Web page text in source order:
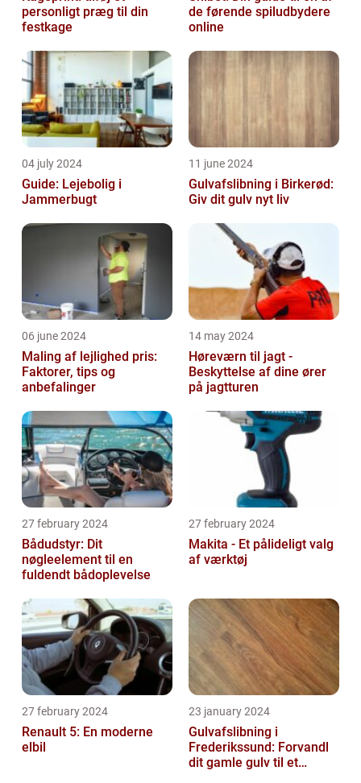
personligt præg til din
festkage
de førende spiludbydere
online
04 july 2024
Guide: Lejebolig i
Jammerbugt
11 june 2024
Gulvafslibning i Birkerød:
Giv dit gulv nyt liv
06 june 2024
Maling af lejlighed pris:
Faktorer, tips og
anbefalinger
14 may 2024
Høreværn til jagt -
Beskyttelse af dine ører
på jagtturen
27 february 2024
Bådudstyr: Dit
nøgleelement til en
fuldendt bådoplevelse
27 february 2024
Makita - Et pålideligt valg
af værktøj
27 february 2024
Renault 5: En moderne
elbil
23 january 2024
Gulvafslibning i
Frederikssund: Forvandl
dit gamle gulv til et